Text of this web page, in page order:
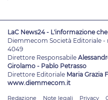
LaC News24 - L'informazione
Diemmecom Società Editoriale -
4049
Direttore Responsabile
Girolamo - Pablo Petrasso
Direttore Editoriale Maria Grazia
www.diemmecom.it
Redazione Note legali Privacy